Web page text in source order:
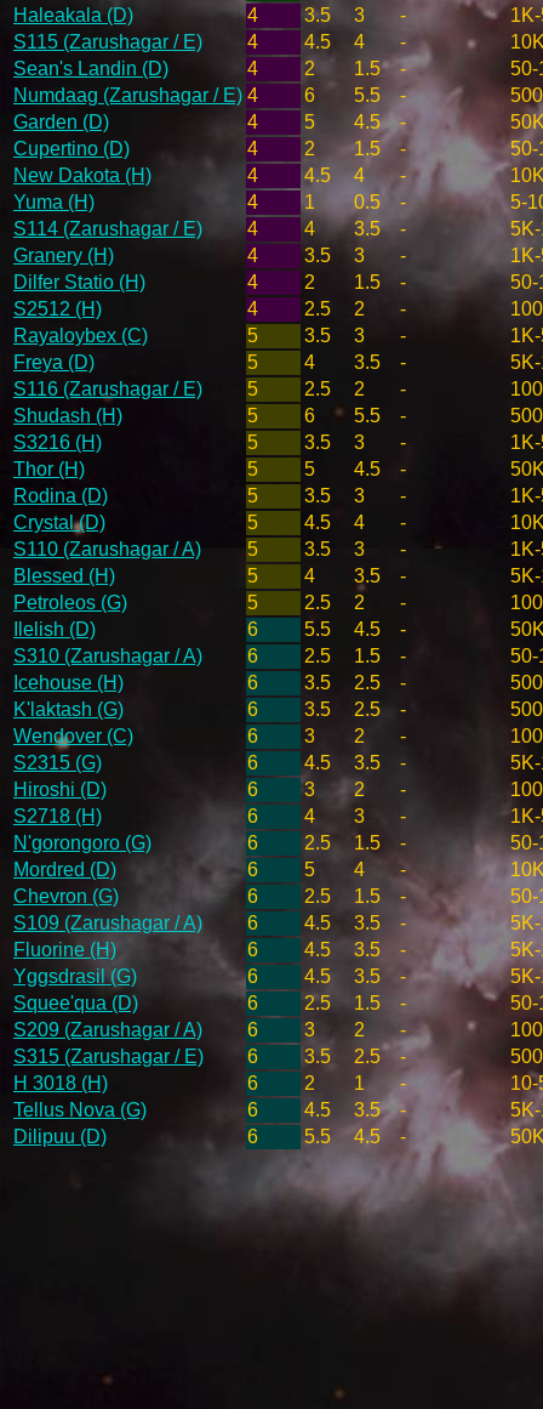
Haleakala (D)
4 3.5 3 -
S115 (Zarushagar / E)
4 4.5 4 -
Sean's Landin (D)
4 2 1.5 -
50-
Numdaag (Zarushagar / E) 4 6 5.5 -
Garden (D)
4 5 4.5 -
Cupertino (D)
4 2 1.5 -
50-
New Dakota (H)
4 4.5 4 -
Yuma (H)
4 1 0.5 -
5-
S114 (Zarushagar / E)
4 4 3.5 -
Granery (H)
4 3.5 3 -
Dilfer Statio (H)
4 2 1.5 -
50-
S2512 (H)
4 2.5 2 -
Rayaloybex (C)
5 3.5 3 -
Freya (D)
5 4 3.5 -
S116 (Zarushagar / E)
5 2.5 2 -
Shudash (H)
5 6 5.5 -
S3216 (H)
5 3.5 3 -
Thor (H)
5 5 4.5 -
Rodina (D)
5 3.5 3 -
Crystal (D)
5 4.5 4 -
S110 (Zarushagar / A)
5 3.5 3 -
Blessed (H)
5 4 3.5 -
Petroleos (G)
5 2.5 2 -
Ilelish (D)
6 5.5 4.5 -
S310 (Zarushagar / A)
6 2.5 1.5 -
50-
Icehouse (H)
6 3.5 2.5 -
K'laktash (G)
6 3.5 2.5 -
Wendover (C)
6 3 2 -
S2315 (G)
6 4.5 3.5 -
Hiroshi (D)
6 3 2 -
S2718 (H)
6 4 3 -
N'gorongoro (G)
6 2.5 1.5 -
50-
Mordred (D)
6 5 4 -
Chevron (G)
6 2.5 1.5 -
50-
S109 (Zarushagar / A)
6 4.5 3.5 -
Fluorine (H)
6 4.5 3.5 -
Yggsdrasil (G)
6 4.5 3.5 -
Squee'qua (D)
6 2.5 1.5 -
50-
S209 (Zarushagar / A)
6 3 2 -
S315 (Zarushagar / E)
6 3.5 2.5 -
H 3018 (H)
6 2 1 -
10-
Tellus Nova (G)
6 4.5 3.5 -
Dilipuu (D)
6 5.5 4.5 -